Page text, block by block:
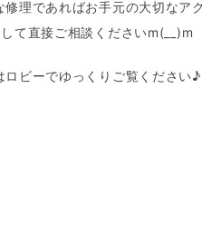
修理であればお手元の大切なア
て直接ご相談くださいm(__)m
ロビーでゆっくりご覧ください♪